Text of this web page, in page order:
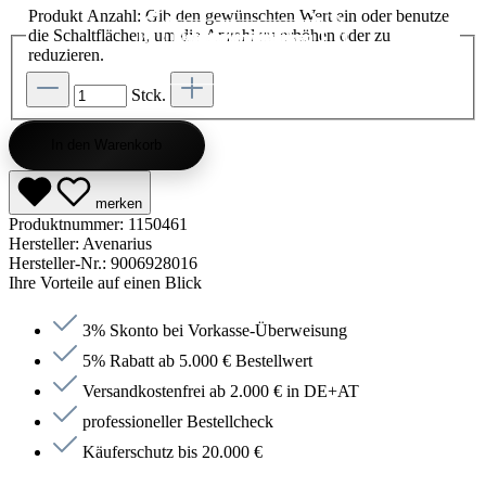
Produkt Anzahl: Gib den gewünschten Wert ein oder benutze
die Schaltflächen, um die Anzahl zu erhöhen oder zu
reduzieren.
Stck.
merken
Produktnummer: 1150461
Hersteller: Avenarius
Hersteller-Nr.: 9006928016
Ihre Vorteile auf einen Blick
3% Skonto bei Vorkasse-Überweisung
5% Rabatt ab 5.000 € Bestellwert
Versandkostenfrei ab 2.000 € in DE+AT
professioneller Bestellcheck
Käuferschutz bis 20.000 €
Jetzt shoppen
Jetzt shoppen
Jetzt anfragen
Jetzt anfragen
Jetzt shoppen
Jetzt anfragen
Jetzt shoppen
Jetzt shoppen
Jetzt shoppen
Jetzt shoppen
Jetzt shoppen
Jetzt anfragen
Jetzt anfragen
Jetzt shoppen
Jetzt anfragen
Jetzt anfragen
Jetzt shoppen
Jetzt shoppen
Jetzt shoppen
Kategorie endecken
Kategorie entdecken
Kategorie entdecken
Kategorie entdecken
Kategorie entdecken
Kategorie entdecken
Kategorie entdecken
Kategorie entdecken
Kategorie entdecken
Kategorie entdecken
Kategorie entdecken
Saunen entdecken